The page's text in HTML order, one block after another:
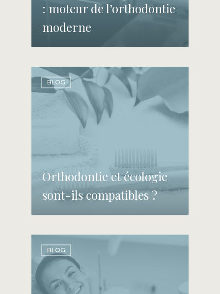
: moteur de l’orthodontie
moderne
BLOG
Orthodontie et écologie
sont-ils compatibles ?
BLOG